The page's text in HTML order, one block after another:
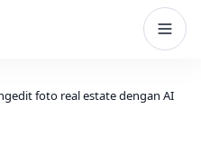
foto real estate dengan AI